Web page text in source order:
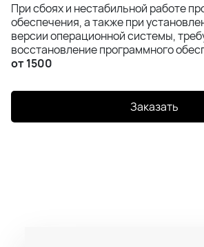
При сбоях и нестабильной работе
обеспечения, а также при
версии операционной системы,
восстановление программного
от 1500
Заказать